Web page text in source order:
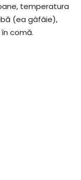
temperatura
(ea gâfâie),
comă.